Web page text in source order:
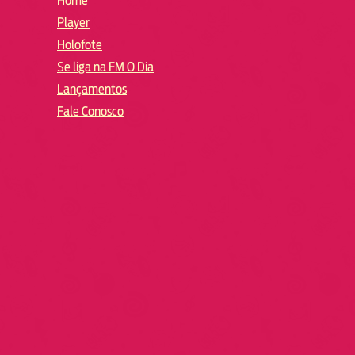
Player
Holofote
Se liga na FM O Dia
Lançamentos
Fale Conosco